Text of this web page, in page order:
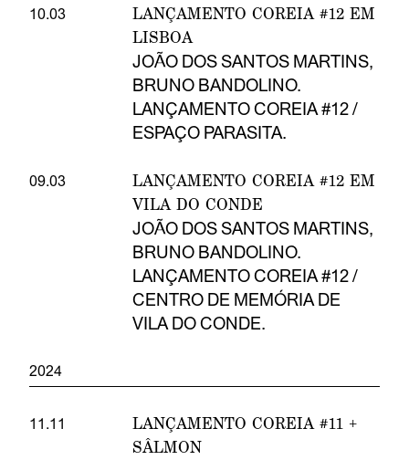
10.03
LANÇAMENTO COREIA #12 EM
LISBOA
JOÃO DOS SANTOS MARTINS,
BRUNO BANDOLINO.
LANÇAMENTO COREIA #12 /
ESPAÇO PARASITA.
09.03
LANÇAMENTO COREIA #12 EM
VILA DO CONDE
JOÃO DOS SANTOS MARTINS,
BRUNO BANDOLINO.
LANÇAMENTO COREIA #12 /
CENTRO DE MEMÓRIA DE
VILA DO CONDE.
2024
11.11
LANÇAMENTO COREIA #11 +
SÂLMON